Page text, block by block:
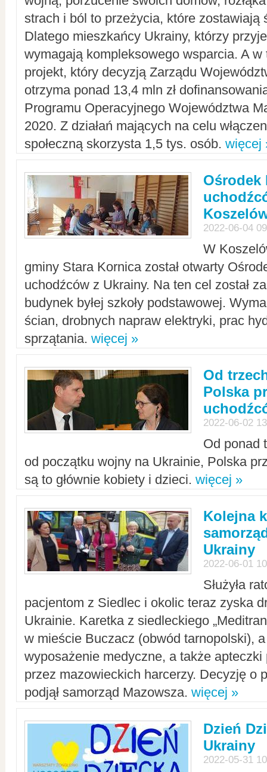
strach i ból to przeżycia, które zostawiają
Dlatego mieszkańcy Ukrainy, którzy
wymagają kompleksowego wsparcia. A w
projekt, który decyzją Zarządu
otrzyma ponad 13,4 mln zł
Programu Operacyjnego Województwa
2020. Z działań mających na celu
społeczną skorzysta 1,5 tys. osób. więcej
Ośrodek
2022-06-04
W
gminy Stara Kornica został otwarty
uchodźców z Ukrainy. Na ten cel został
budynek byłej szkoły podstawowej.
ścian, drobnych napraw elektryki, prac
sprzątania. więcej »
Od
Polska
2022-06-02
Od ponad
od początku wojny na Ukrainie, Polska
są to głównie kobiety i dzieci. więcej »
Kolejna
Ukrainy
2022-06-01
Służyła
pacjentom z Siedlec i okolic teraz zyska
Ukrainie. Karetka z siedleckiego
w mieście Buczacz (obwód tarnopolski),
wyposażenie medyczne, a także apteczki
przez mazowieckich harcerzy. Decyzję o
podjął samorząd Mazowsza. więcej »
Dzień
Ukrainy
2022-05-31